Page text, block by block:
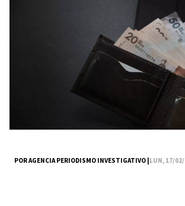
POR AGENCIA PERIODISMO INVESTIGATIVO |LUN, 17/